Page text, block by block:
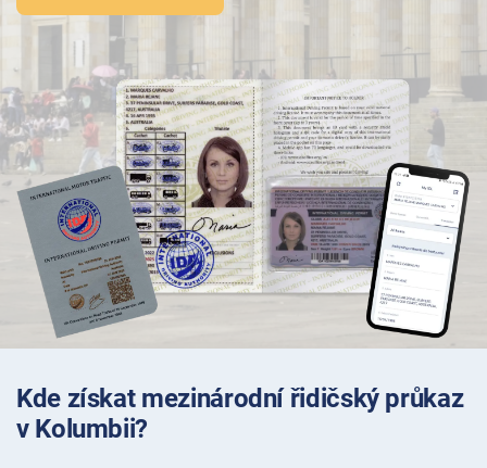
Kde získat mezinárodní řidičský průkaz
v Kolumbii?